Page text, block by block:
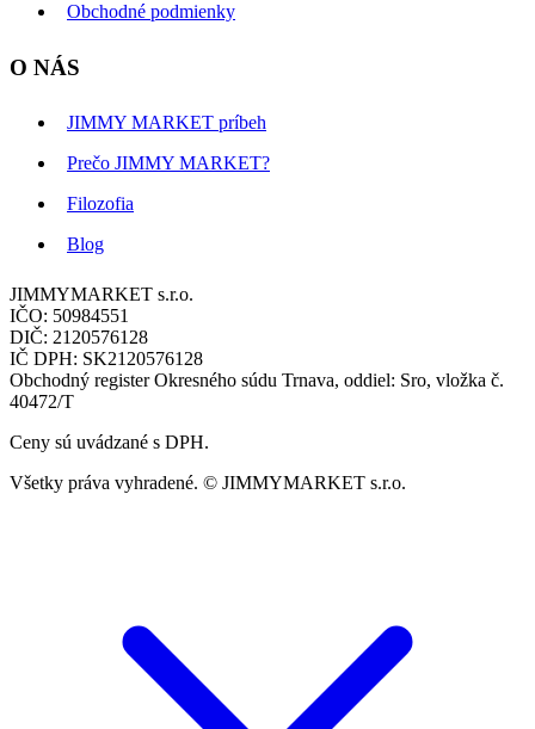
Obchodné podmienky
O NÁS
JIMMY MARKET príbeh
Prečo JIMMY MARKET?
Filozofia
Blog
JIMMYMARKET s.r.o.
IČO: 50984551
DIČ: 2120576128
IČ DPH: SK2120576128
Obchodný register Okresného súdu Trnava, oddiel: Sro, vložka č.
40472/T
Ceny sú uvádzané s DPH.
Všetky práva vyhradené. © JIMMYMARKET s.r.o.